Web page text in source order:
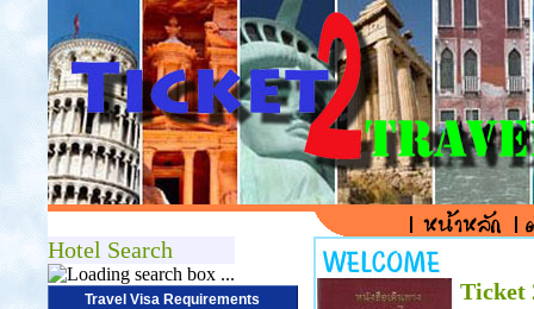
Hotel Search
Travel Visa Requirements
Ticket